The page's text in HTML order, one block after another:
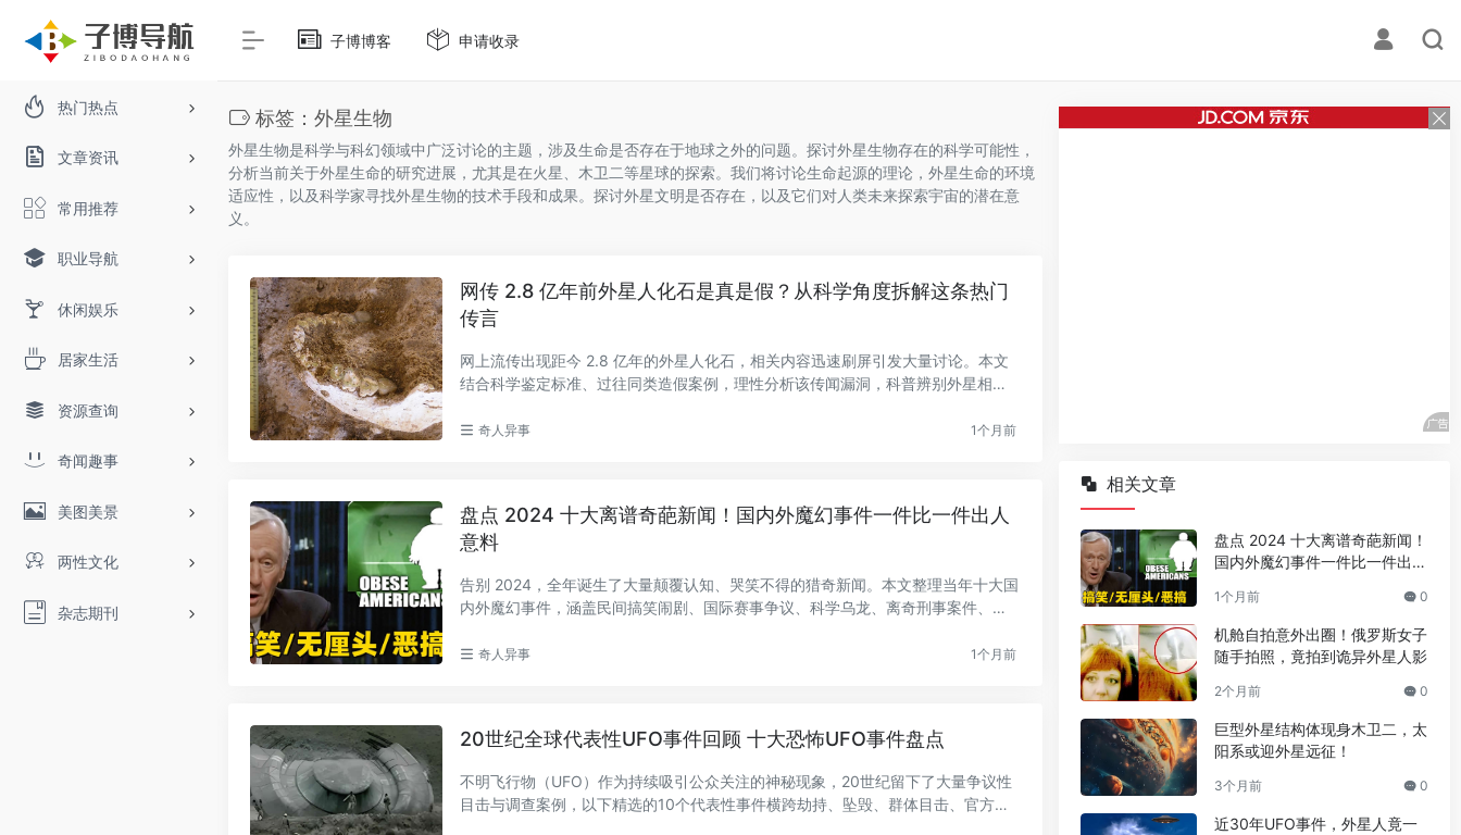
热门热点
文章资讯
常用推荐
职业导航
休闲娱乐
居家生活
资源查询
奇闻趣事
美图美景
两性文化
杂志期刊
子博博客 申请收录
标签：外星生物
外星生物是科学与科幻领域中广泛讨论的主题，涉及生命是否存在于地球之外的问题。探讨外星生物存在的科学可能性，
分析当前关于外星生命的研究进展，尤其是在火星、木卫二等星球的探索。我们将讨论生命起源的理论，外星生命的环境
适应性，以及科学家寻找外星生物的技术手段和成果。探讨外星文明是否存在，以及它们对人类未来探索宇宙的潜在意
义。
网传 2.8 亿年前外星人化石是真是假？从科学角度拆解这条热门
传言
网上流传出现距今 2.8 亿年的外星人化石，相关内容迅速刷屏引发大量讨论。本文
结合科学鉴定标准、过往同类造假案例，理性分析该传闻漏洞，科普辨别外星相关
奇人异事 1个月前
盘点 2024 十大离谱奇葩新闻！国内外魔幻事件一件比一件出人
意料
告别 2024，全年诞生了大量颠覆认知、哭笑不得的猎奇新闻。本文整理当年十大国
内外魔幻事件，涵盖民间搞笑闹剧、国际赛事争议、科学乌龙、离奇刑事案件、极
奇人异事 1个月前
20世纪全球代表性UFO事件回顾 十大恐怖UFO事件盘点
不明飞行物（UFO）作为持续吸引公众关注的神秘现象，20世纪留下了大量争议性
目击与调查案例，以下精选的10个代表性事件横跨劫持、坠毁、群体目击、官方承
相关文章
盘点 2024 十大离谱奇葩新闻！
国内外魔幻事件一件比一件出人
1个月前 0
机舱自拍意外出圈！俄罗斯女子
随手拍照，竟拍到诡异外星人影
2个月前 0
巨型外星结构体现身木卫二，太
阳系或迎外星远征！
3个月前 0
近30年UFO事件，外星人竟一